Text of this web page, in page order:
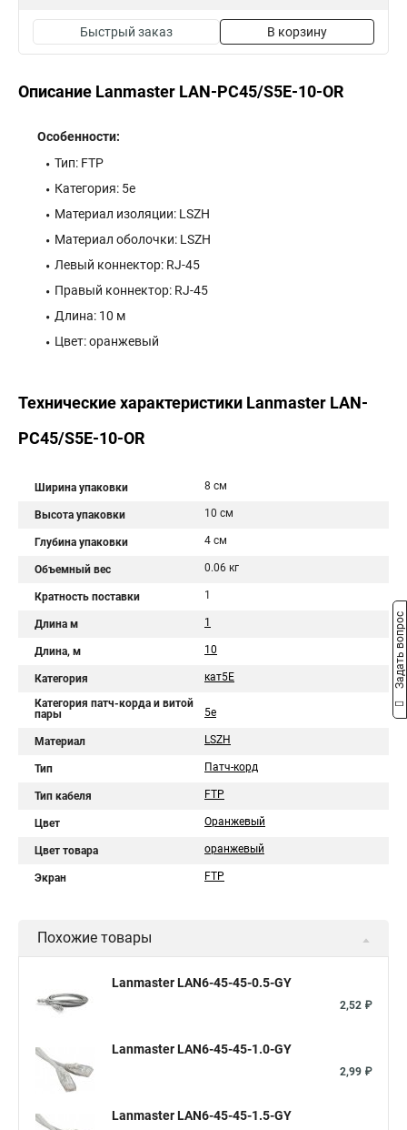
Быстрый заказ В корзину
Описание Lanmaster LAN-PC45/S5E-10-OR
Особенности:
Тип: FTP
Категория: 5e
Материал изоляции: LSZH
Материал оболочки: LSZH
Левый коннектор: RJ-45
Правый коннектор: RJ-45
Длина: 10 м
Цвет: оранжевый
Технические характеристики Lanmaster LAN-
PC45/S5E-10-OR
Ширина упаковки 8 см
Высота упаковки 10 см
Глубина упаковки 4 см
Объемный вес 0.06 кг
Кратность поставки 1
Длина м 1
Длина, м 10
Категория кат5Е
Категория патч-корда и витой
пары
5e
Материал LSZH
Тип Патч-корд
Тип кабеля FTP
Цвет Оранжевый
Цвет товара оранжевый
Экран FTP
Похожие товары
Lanmaster LAN6-45-45-0.5-GY
2,52 ₽
Lanmaster LAN6-45-45-1.0-GY
2,99 ₽
Lanmaster LAN6-45-45-1.5-GY
Задать вопрос